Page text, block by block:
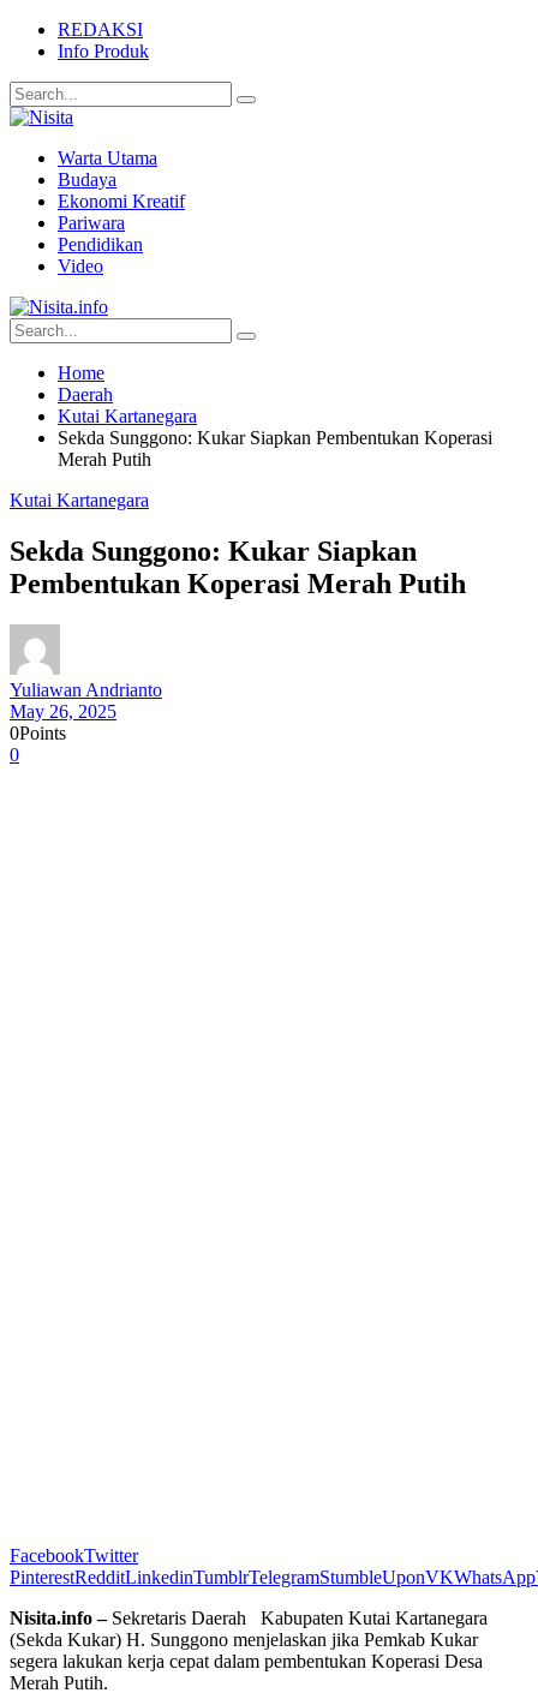
REDAKSI
Info Produk
Warta Utama
Budaya
Ekonomi Kreatif
Pariwara
Pendidikan
Video
Home
Daerah
Kutai Kartanegara
Sekda Sunggono: Kukar Siapkan Pembentukan Koperasi
Merah Putih
Kutai Kartanegara
Sekda Sunggono: Kukar Siapkan
Pembentukan Koperasi Merah Putih
Yuliawan Andrianto
May 26, 2025
0Points
0
FacebookTwitter
PinterestRedditLinkedinTumblrTelegramStumbleUponVKWhatsApp
Nisita.info –Sekretaris Daerah Kabupaten Kutai Kartanegara
(Sekda Kukar) H. Sunggono menjelaskan jika Pemkab Kukar
segera lakukan kerja cepat dalam pembentukan Koperasi Desa
Merah Putih.